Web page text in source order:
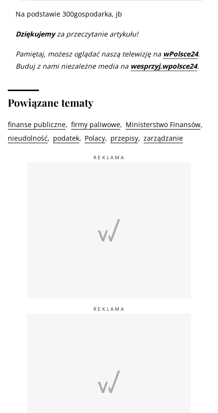
Na podstawie 300gospodarka, jb
Dziękujemyza przeczytanie artykułu!
Pamiętaj, możesz oglądać naszą telewizję na wPolsce24.
Buduj z nami niezależne media na wesprzyj.wpolsce24.
Powiązane tematy
finanse publiczne firmy paliwowe
Ministerstwo Finansów
nieudolność
podatek Polacy przepisy zarządzanie